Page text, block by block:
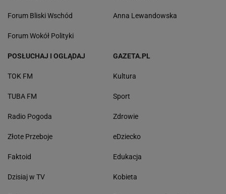
Forum Bliski Wschód
Forum Wokół Polityki
Anna Lewandowska
POSŁUCHAJ I OGLĄDAJ
TOK FM
TUBA FM
Radio Pogoda
Złote Przeboje
Faktoid
Dzisiaj w TV
GAZETA.PL
Kultura
Sport
Zdrowie
eDziecko
Edukacja
Kobieta